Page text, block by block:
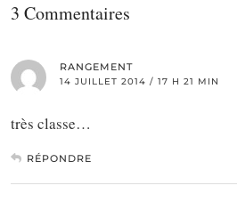
3 Commentaires
RANGEMENT
14 JUILLET 2014 / 17 H 21 MIN
très classe…
RÉPONDRE